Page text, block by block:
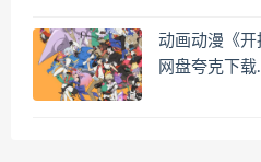
动画动漫《
网盘夸克下